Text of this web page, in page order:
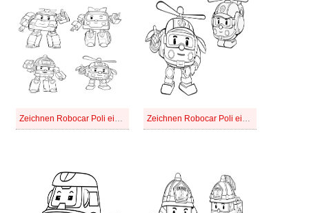
Zeichnen Robocar Poli einfach bei Kindern Zeichnen Robocar Poli einfach